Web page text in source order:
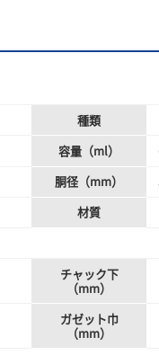
種類
容量（ml）
胴径（mm）
材質
チャック下
（mm）
ガゼット巾
（mm）